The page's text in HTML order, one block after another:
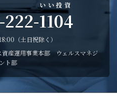
222-1104
いい投資
（土日祝除く）
資産運用事業本部 ウェルスマネジ
ト部